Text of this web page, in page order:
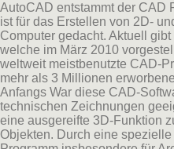
AutoCAD entstammt der CAD
ist für das Erstellen von 2D-
Computer gedacht. Aktuell
welche im März 2010
weltweit meistbenutzte CAD-
mehr als 3 Millionen
Anfangs War diese CAD-
technischen Zeichnungen
eine ausgereifte 3D-Funktion
Objekten. Durch eine